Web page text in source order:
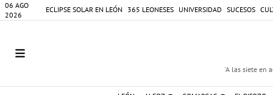
06 AGO
2026
ECLIPSE SOLAR EN LEÓN 365 LEONESES UNIVERSIDAD SUCESOS
'A las siete en